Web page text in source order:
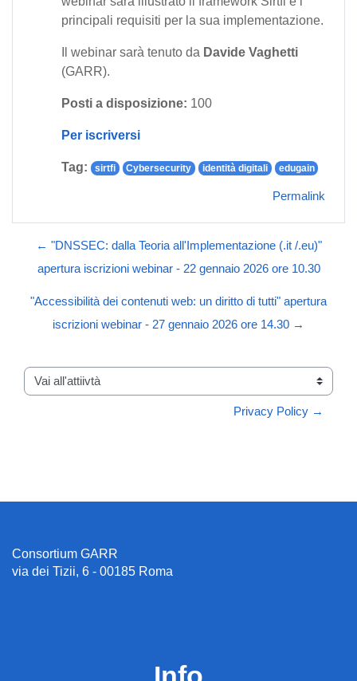
principali requisiti per la sua implementazione.
Il webinar sarà tenuto da Davide Vaghetti
(GARR).
Posti a disposizione: 100
Per iscriversi
Tag: sirtfi Cybersecurity identità digitali edugain
Permalink
← "DNSSEC: dalla Teoria all'Implementazione (.it /.eu)"
apertura iscrizioni webinar - 22 gennaio 2026 ore 10.30
"Accessibilità dei contenuti web: un diritto di tutti" apertura
iscrizioni webinar - 27 gennaio 2026 ore 14.30 →
Vai all'attiivtà
Privacy Policy →
Consortium GARR
via dei Tizii, 6 - 00185 Roma